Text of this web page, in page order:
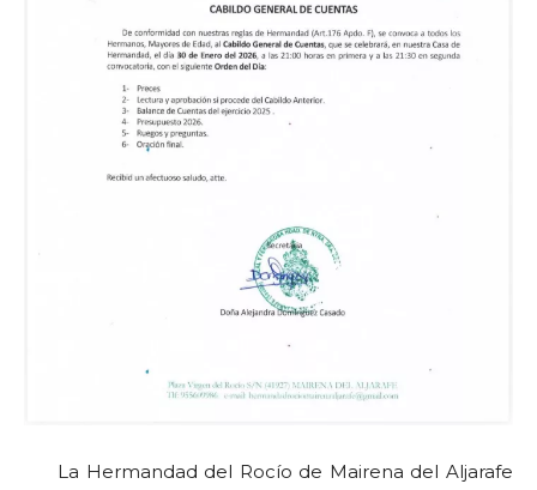
La Hermandad del Rocío de Mairena del Aljarafe